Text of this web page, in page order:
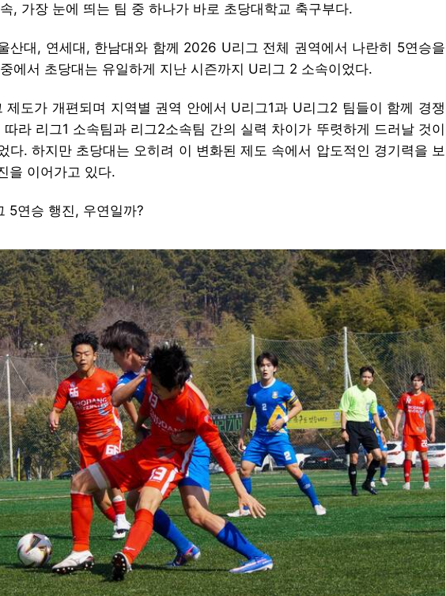
, 가장 눈에 띄는 팀 중 하나가 바로 초당대학교 축구부다.
산대, 연세대, 한남대와 함께 2026 U리그 전체 권역에서 나란히 5연승을
에서 초당대는 유일하게 지난 시즌까지 U리그 2 소속이었다.
제도가 개편되며 지역별 권역 안에서 U리그1과 U리그2 팀들이 함께 경쟁
라 리그1 소속팀과 리그2소속팀 간의 실력 차이가 뚜렷하게 드러날 것이
다. 하지만 초당대는 오히려 이 변화된 제도 속에서 압도적인 경기력을 보
을 이어가고 있다.
5연승 행진, 우연일까?